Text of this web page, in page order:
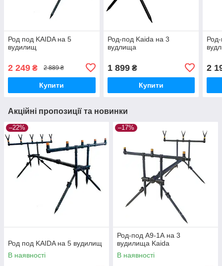
Род под KAIDA на 5
вудилищ
2 249 ₴ 2 889 ₴
Купити
Род-под Kaida на 3
вудлища
1 899₴
Купити
2
Акційні пропозиції та новинки
–22%
Род под KAIDA на 5 вудилищ
В наявності
–17%
Род-под A9-1А на 3
вудилища Kaida
В наявності